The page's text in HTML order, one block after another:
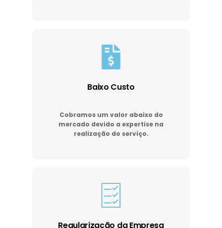
Baixo Custo
Cobramos um valor abaixo do
mercado devido a expertise na
realização do serviço.
Regularização da Empresa